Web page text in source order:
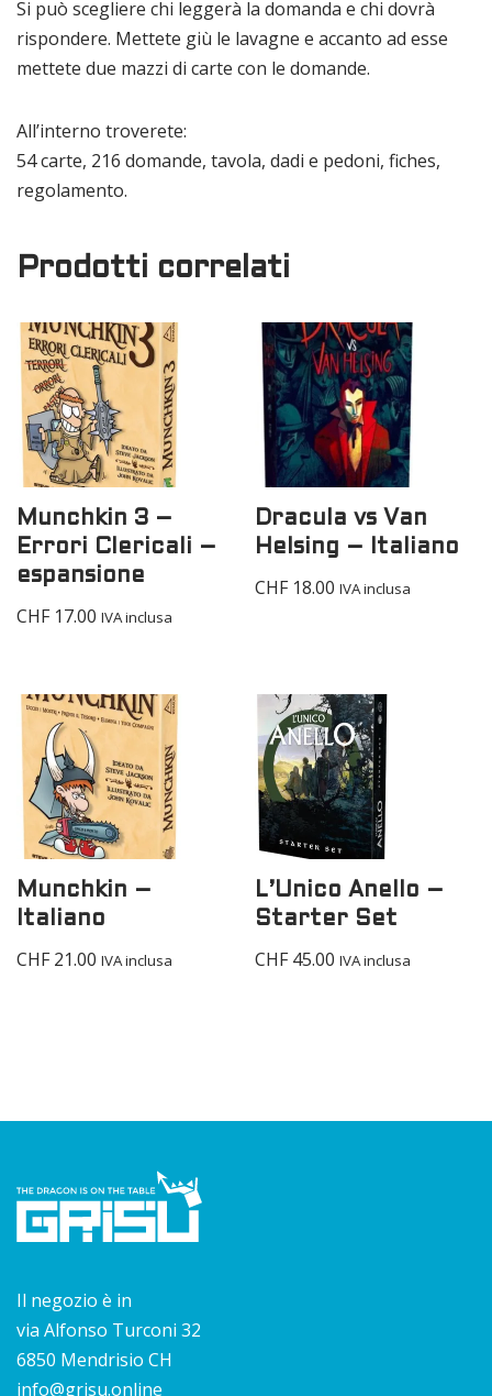
Si può scegliere chi leggerà la domanda e chi dovrà
rispondere. Mettete giù le lavagne e accanto ad esse
mettete due mazzi di carte con le domande.
All’interno troverete:
54 carte, 216 domande, tavola, dadi e pedoni, fiches,
regolamento.
Prodotti correlati
Munchkin 3 –
Errori Clericali –
espansione
CHF17.00 IVA inclusa
Dracula vs Van
Helsing – Italiano
CHF18.00 IVA inclusa
Munchkin –
Italiano
CHF21.00 IVA inclusa
L’Unico Anello –
Starter Set
CHF45.00 IVA inclusa
Il negozio è in
via Alfonso Turconi 32
6850 Mendrisio CH
info@grisu.online